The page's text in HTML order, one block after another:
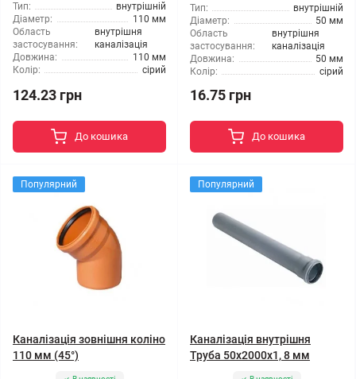
Тип:
внутрішній
Діаметр:
110 мм
Область
застосування:
внутрішня
каналізація
Довжина:
110 мм
Колір:
сірий
124.23 грн
До кошика
Тип:
внутрішній
Діаметр:
50 мм
Область
застосування:
внутрішня
каналізація
Довжина:
50 мм
Колір:
сірий
16.75 грн
До кошика
Популярний
Каналізація зовнішня коліно
110 мм (45°)
Популярний
Каналізація внутрішня
Труба 50x2000x1, 8 мм